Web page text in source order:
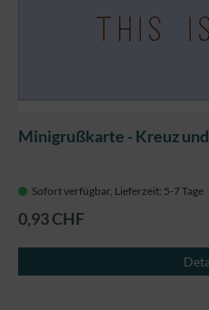
Minigrußkarte - Kreuz
Sofort verfügbar, Lieferzeit: 5-7 Tage
0,93 CHF